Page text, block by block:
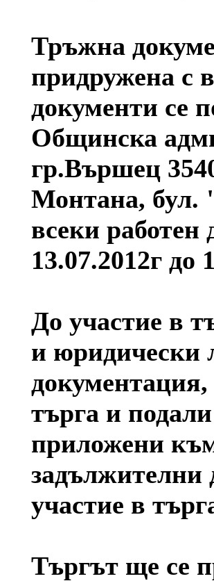
Тръжна
придружена с
документи се
Общинска
гр.Вършец
Монтана, бул.
всеки работен
13.07.2012г до
До участие в
и юридически
документация,
търга и
приложени
задължителни
участие в
Търгът ще се